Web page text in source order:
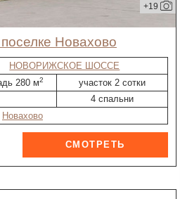
+19
поселке Новахово
НОВОРИЖСКОЕ ШОССЕ
280 м2
участок 2 сотки
4 спальни
Новахово